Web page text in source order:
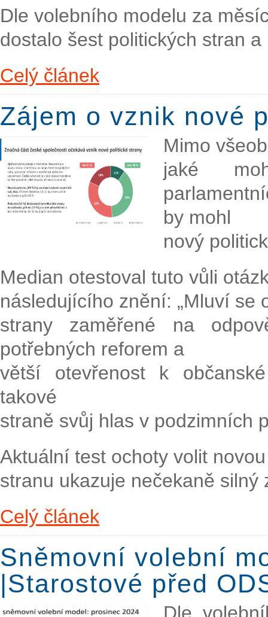
Dle volebního modelu za
dostalo šest politických stran a
Celý článek
Zájem o vznik nové
Mimo
jaké
by mohl
nový
Median otestoval tuto vůli
následujícího znění: „Mluví se
strany zaměřené na
potřebných reforem a
větší otevřenost k
takové
straně svůj hlas v podzimních
Aktuální test ochoty volit novou
stranu ukazuje nečekaně
Celý článek
Sněmovní volební
|Starostové před